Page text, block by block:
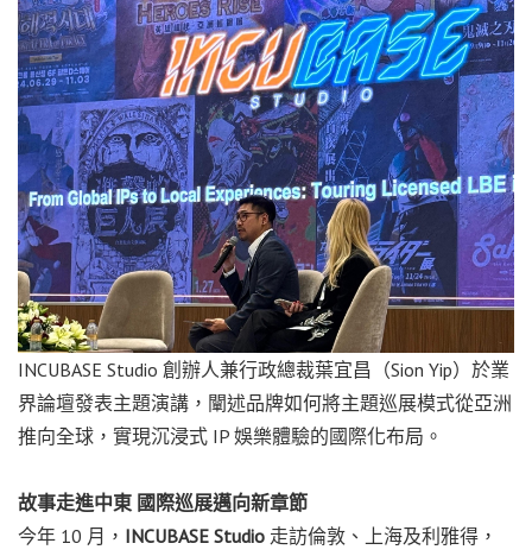
INCUBASE Studio 創辦人兼行政總裁葉宜昌（Sion Yip）於業
界論壇發表主題演講，闡述品牌如何將主題巡展模式從亞洲
推向全球，實現沉浸式 IP 娛樂體驗的國際化布局。
故事走進中東 國際巡展邁向新章節
今年 10 月， INCUBASE Studio 走訪倫敦、上海及利雅得，